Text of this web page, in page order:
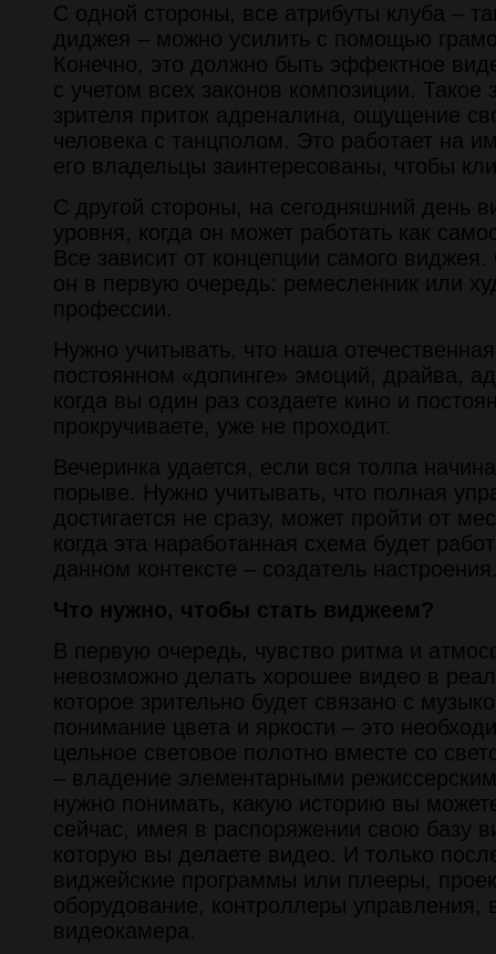
С одной стороны, все атрибуты клуба –
диджея – можно усилить с помощью
Конечно, это должно быть эффектное
с учетом всех законов композиции.
зрителя приток адреналина, ощущение
человека с танцполом. Это работает на
его владельцы заинтересованы, чтобы
С другой стороны, на сегодняшний день
уровня, когда он может работать как
Все зависит от концепции самого виджея.
он в первую очередь: ремесленник или
профессии.
Нужно учитывать, что наша
постоянном «допинге» эмоций, драйва,
когда вы один раз создаете кино и
прокручиваете, уже не проходит.
Вечеринка удается, если вся толпа
порыве. Нужно учитывать, что полная
достигается не сразу, может пройти от
когда эта наработанная схема будет
данном контексте – создатель
Что нужно, чтобы стать виджеем?
В первую очередь, чувство ритма и
невозможно делать хорошее видео в
которое зрительно будет связано с
понимание цвета и яркости – это
цельное световое полотно вместе со
– владение элементарными
нужно понимать, какую историю вы
сейчас, имея в распоряжении свою базу
которую вы делаете видео. И только
виджейские программы или плееры,
оборудование, контроллеры управления,
видеокамера.